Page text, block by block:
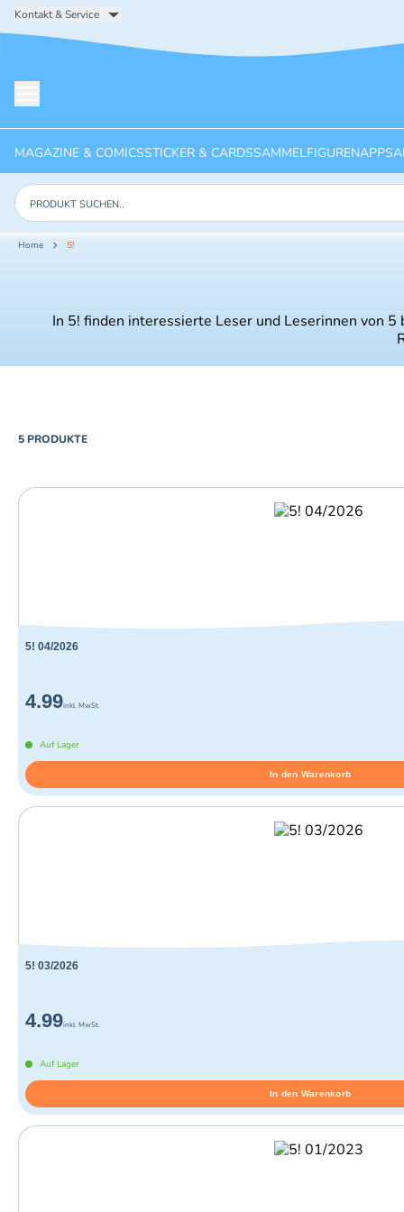
Kontakt & Service
MAGAZINE & COMICSSTICKER & CARDSSAMMELFIGURENAPPS
Produkte suchen
Home 5!
In 5! finden interessierte Leser und Leserinnen von
PRODUCTS
5 PRODUKTE
5! 04/2026
4.99inkl. MwSt.
Auf Lager
In den Warenkorb
5! 03/2026
4.99inkl. MwSt.
Auf Lager
In den Warenkorb